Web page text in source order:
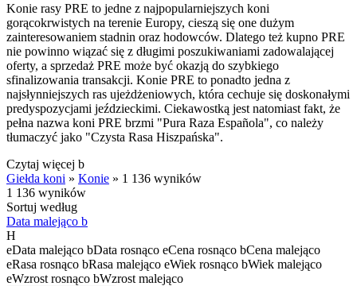
Konie rasy PRE to jedne z najpopularniejszych koni
gorącokrwistych na terenie Europy, cieszą się one dużym
zainteresowaniem stadnin oraz hodowców. Dlatego też kupno PRE
nie powinno wiązać się z długimi poszukiwaniami zadowalającej
oferty, a sprzedaż PRE może być okazją do szybkiego
sfinalizowania transakcji. Konie PRE to ponadto jedna z
najsłynniejszych ras ujeżdżeniowych, która cechuje się doskonałymi
predyspozycjami jeździeckimi. Ciekawostką jest natomiast fakt, że
pełna nazwa koni PRE brzmi "Pura Raza Española", co należy
tłumaczyć jako "Czysta Rasa Hiszpańska".
Czytaj więcej b
Giełda koni » Konie » 1 136 wyników
1 136 wyników
Sortuj według
Data malejąco b
H
eData malejąco bData rosnąco eCena rosnąco bCena malejąco
eRasa rosnąco bRasa malejąco eWiek rosnąco bWiek malejąco
eWzrost rosnąco bWzrost malejąco